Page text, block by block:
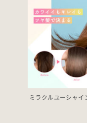
ミラクルユーシャイ